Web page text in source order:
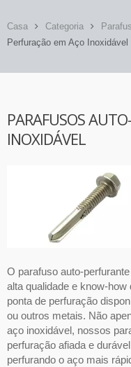
Casa Categoria
Perfuração em Aço Inoxidável
PARAFUSOS
INOXIDÁVEL
O parafuso auto-
alta qualidade e know-
ponta de perfuração
ou outros metais. Não
aço inoxidável, nossos
perfuração afiada e
perfurando o aço mais